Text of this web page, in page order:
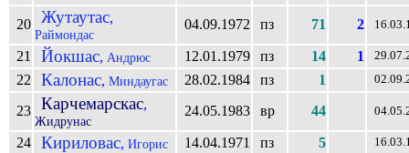
20 Жутаутас,
Раймондас
04.09.1972 пз 71 2
21 Йокшас, Андрюс 12.01.1979 пз 14 1
22 Калонас, Миндаугас 28.02.1984 пз 1
23 Карчемарскас,
Жидрунас
24.05.1983 вр 44
24 Кириловас, Игорис 14.04.1971 пз 5